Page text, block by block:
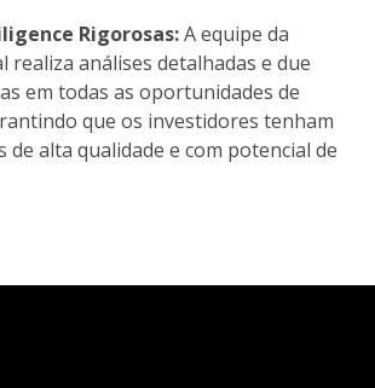
Rigorosas:A equipe da
realiza análises detalhadas e due
em todas as oportunidades de
que os investidores tenham
de alta qualidade e com potencial de